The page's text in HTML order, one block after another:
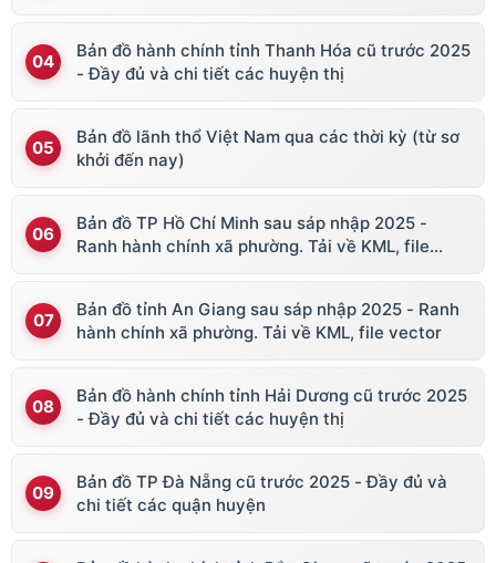
Bản đồ hành chính tỉnh Thanh Hóa cũ trước 2025
- Đầy đủ và chi tiết các huyện thị
Bản đồ lãnh thổ Việt Nam qua các thời kỳ (từ sơ
khởi đến nay)
Bản đồ TP Hồ Chí Minh sau sáp nhập 2025 -
Ranh hành chính xã phường. Tải về KML, file
Bản đồ tỉnh An Giang sau sáp nhập 2025 - Ranh
hành chính xã phường. Tải về KML, file vector
Bản đồ hành chính tỉnh Hải Dương cũ trước 2025
- Đầy đủ và chi tiết các huyện thị
Bản đồ TP Đà Nẵng cũ trước 2025 - Đầy đủ và
chi tiết các quận huyện